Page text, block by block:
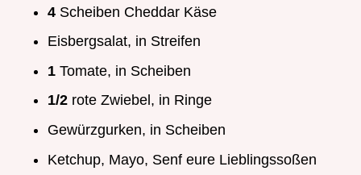
4 Scheiben Cheddar Käse
Eisbergsalat, in Streifen
1 Tomate, in Scheiben
1/2 rote Zwiebel, in Ringe
Gewürzgurken, in Scheiben
Ketchup, Mayo, Senf eure Lieblingssoßen